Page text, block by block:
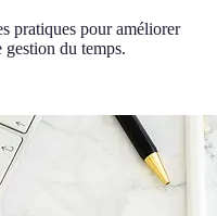
pratiques pour améliorer
du temps.